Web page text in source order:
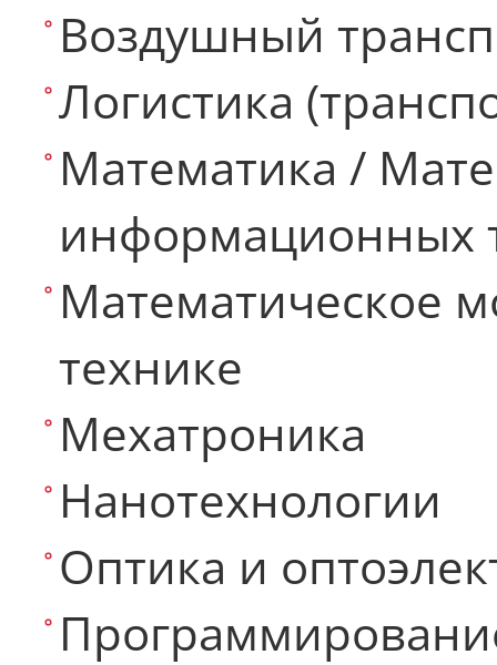
Воздушный
Логистика
Математика /
информационных
Математическое
технике
Мехатроника
Нанотехнологии
Оптика и